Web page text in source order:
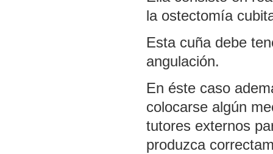
la ostectomía
Esta cuña debe
angulación.
En éste caso
colocarse algún
tutores externos
produzca